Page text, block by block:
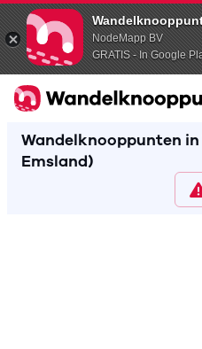
NodeMapp BV
GRATIS - In Google
Wandelknooppunten
Emsland)